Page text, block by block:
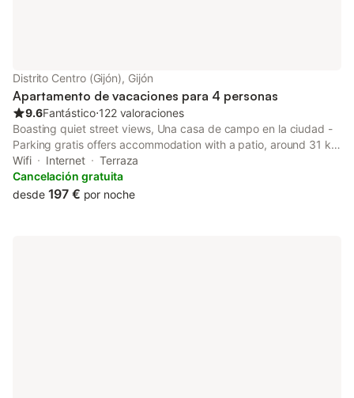
Distrito Centro (Gijón), Gijón
Apartamento de vacaciones para 4 personas
9.6Fantástico⋅122 valoraciones
Boasting quiet street views, Una casa de campo en la ciudad -
Parking gratis offers accommodation with a patio, around 31 km
from Plaza de España.
Wifi Internet
Terraza
Cancelación gratuita
desde 197 € por noche